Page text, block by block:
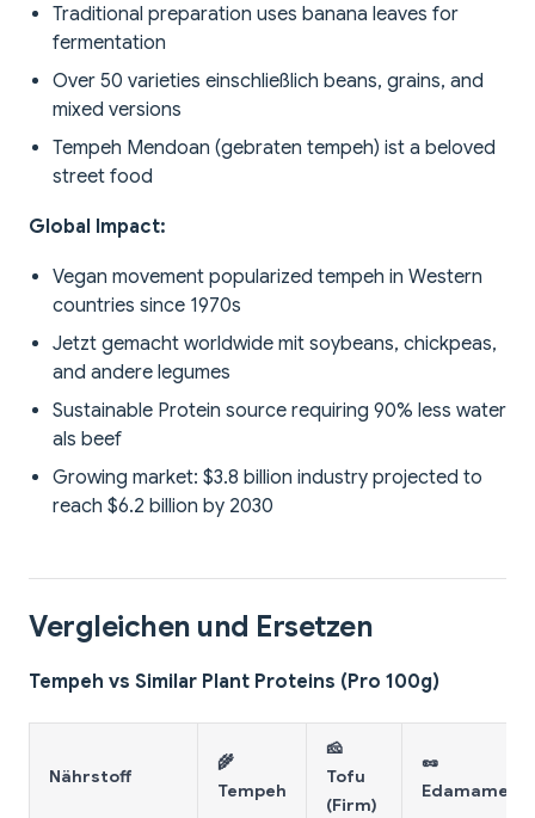
Traditional preparation uses banana leaves for
fermentation
Over 50 varieties einschließlich beans, grains, and
mixed versions
Tempeh Mendoan (gebraten tempeh) ist a beloved
street food
Global Impact:
Vegan movement popularized tempeh in Western
countries since 1970s
Jetzt gemacht worldwide mit soybeans, chickpeas,
and andere legumes
Sustainable Protein source requiring 90% less water
als beef
Growing market: $3.8 billion industry projected to
reach $6.2 billion by 2030
Vergleichen und Ersetzen
Tempeh vs Similar Plant Proteins (Pro 100g)
Nährstoff
🌾
Tempeh
🧀
Tofu
(Firm)
🥜
Edamame